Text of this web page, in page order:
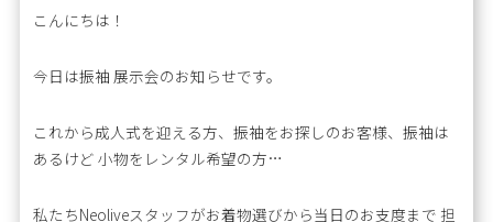
こんにちは！
今日は振袖 展示会のお知らせです。
これから成人式を迎える方、振袖をお探しのお客様、振袖は
あるけど 小物をレンタル希望の方…
私たちNeoliveスタッフがお着物選びから当日のお支度まで 担